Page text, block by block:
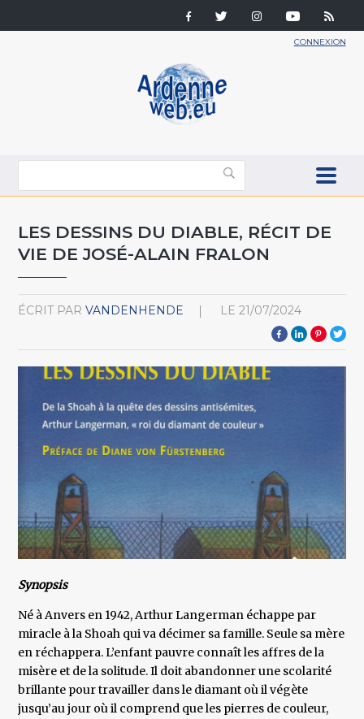
CONNEXION
LES DESSINS DU DIABLE, RÉCIT DE
VIE DE JOSÉ-ALAIN FRALON
ÉCRIT PAR VANDENHENDE LE 21/07/2024
Synopsis
Né à Anvers en 1942, Arthur Langerman échappe par
miracle à la Shoah qui va décimer sa famille. Seule sa mère
en réchappera. L’enfant pauvre connaît les affres de la
misère et de la solitude. Il doit abandonner une scolarité
brillante pour travailler dans le diamant où il végète
jusqu’au jour où il comprend que les pierres de couleur,